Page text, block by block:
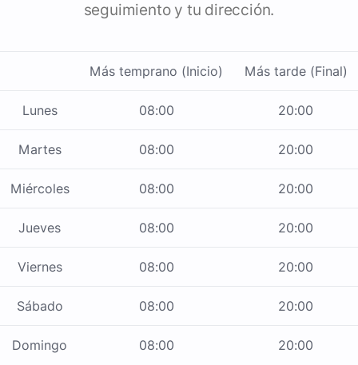
seguimiento y tu dirección.
Más temprano (Inicio) Más tarde (Final)
Lunes 08:00 20:00
Martes 08:00 20:00
Miércoles 08:00 20:00
Jueves 08:00 20:00
Viernes 08:00 20:00
Sábado 08:00 20:00
Domingo 08:00 20:00